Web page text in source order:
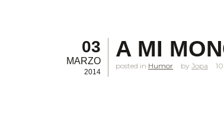
03
MARZO
2014
A MI
posted in Humor Jopa